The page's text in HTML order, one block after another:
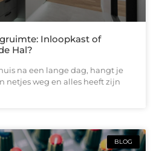
Inloopkast of
Hal?
na een lange dag, hangt je
netjes weg en alles heeft zijn
BLOG